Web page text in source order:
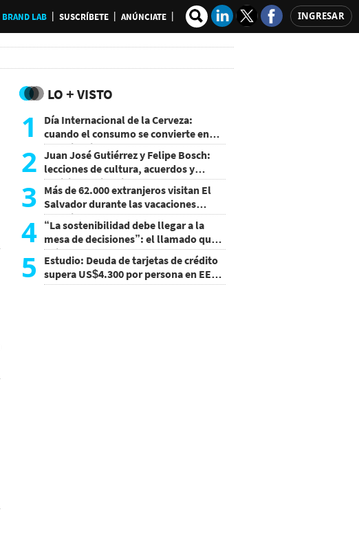
BRAND LAB SUSCRÍBETE ANÚNCIATE INGRESAR
LO + VISTO
1
Día Internacional de la Cerveza:
cuando el consumo se convierte en
experiencia
2 Juan José Gutiérrez y Felipe Bosch:
lecciones de cultura, acuerdos y
decisiones sin miedo
3 Más de 62.000 extranjeros visitan El
Salvador durante las vacaciones
agostinas
4 “La sostenibilidad debe llegar a la
mesa de decisiones”: el llamado que
deja CentraRSE
5
Estudio: Deuda de tarjetas de crédito
supera US$4.300 por persona en EE.
UU.